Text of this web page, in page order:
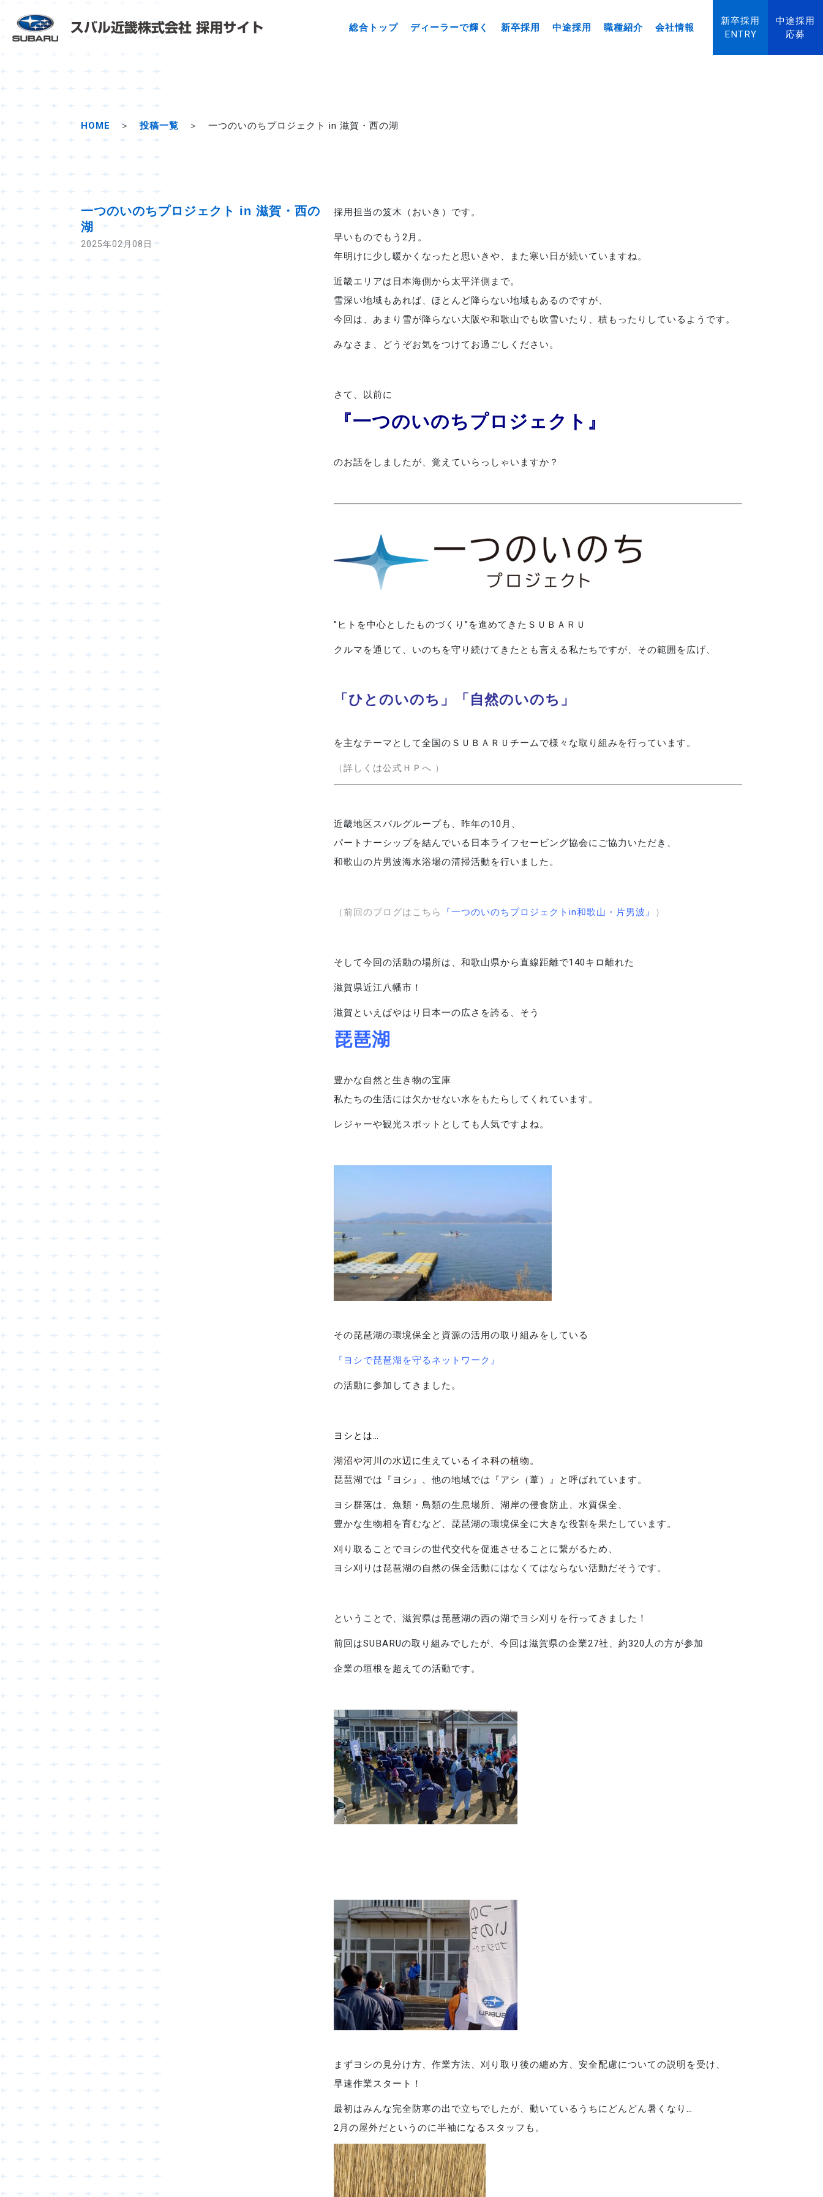
総合トップ ディーラーで輝く 新卒採用 中途採用 職種紹介 会社情報
新卒採用
ENTRY
中途採用
応募
HOME ＞投稿一覧 ＞ 一つのいのちプロジェクト in 滋賀・西の湖
一つのいのちプロジェクト in 滋賀・西の
湖
2025年02月08日
採用担当の笈木（おいき）です。
早いものでもう2月。
年明けに少し暖かくなったと思いきや、また寒い日が続いていますね。
近畿エリアは日本海側から太平洋側まで。
雪深い地域もあれば、ほとんど降らない地域もあるのですが、
今回は、あまり雪が降らない大阪や和歌山でも吹雪いたり、積もったりしているようです。
みなさま、どうぞお気をつけてお過ごしください。
さて、以前に
『一つのいのちプロジェクト』
のお話をしましたが、覚えていらっしゃいますか？
”ヒトを中心としたものづくり”を進めてきたＳＵＢＡＲＵ
クルマを通じて、いのちを守り続けてきたとも言える私たちですが、その範囲を広げ、
「ひとのいのち」「自然のいのち」
を主なテーマとして全国のＳＵＢＡＲＵチームで様々な取り組みを行っています。
（詳しくは公式ＨＰへ ）
近畿地区スバルグループも、昨年の10月、
パートナーシップを結んでいる日本ライフセービング協会にご協力いただき、
和歌山の片男波海水浴場の清掃活動を行いました。
（前回のブログはこちら 『一つのいのちプロジェクトin和歌山・片男波』 ）
そして今回の活動の場所は、和歌山県から直線距離で140キロ離れた
滋賀県近江八幡市！
滋賀といえばやはり日本一の広さを誇る、そう
琵琶湖
豊かな自然と生き物の宝庫
私たちの生活には欠かせない水をもたらしてくれています。
レジャーや観光スポットとしても人気ですよね。
その琵琶湖の環境保全と資源の活用の取り組みをしている
『ヨシで琵琶湖を守るネットワーク』
の活動に参加してきました。
ヨシとは…
湖沼や河川の水辺に生えているイネ科の植物。
琵琶湖では『ヨシ』、他の地域では『アシ（葦）』と呼ばれています。
ヨシ群落は、魚類・鳥類の生息場所、湖岸の侵食防止、水質保全、
豊かな生物相を育むなど、琵琶湖の環境保全に大きな役割を果たしています。
刈り取ることでヨシの世代交代を促進させることに繋がるため、
ヨシ刈りは琵琶湖の自然の保全活動にはなくてはならない活動だそうです。
ということで、滋賀県は琵琶湖の西の湖でヨシ刈りを行ってきました！
前回はSUBARUの取り組みでしたが、今回は滋賀県の企業27社、約320人の方が参加
企業の垣根を超えての活動です。
まずヨシの見分け方、作業方法、刈り取り後の纏め方、安全配慮についての説明を受け、
早速作業スタート！
最初はみんな完全防寒の出で立ちでしたが、動いているうちにどんどん暑くなり…
2月の屋外だというのに半袖になるスタッフも。